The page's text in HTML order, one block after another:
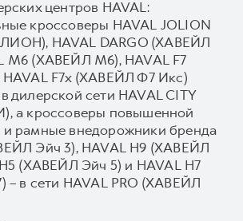
центров HAVAL:
кроссоверы HAVAL JOLION
HAVAL DARGO (ХАВЕЙЛ
М6 (ХАВЕЙЛ M6), HAVAL F7
F7x (ХАВЕЙЛ Ф7 Икс)
дилерской сети HAVAL CITY
а кроссоверы повышенной
рамные внедорожники бренда
Эйч 3), HAVAL H9 (ХАВЕЙЛ
(ХАВЕЙЛ Эйч 5) и HAVAL H7
в сети HAVAL PRO (ХАВЕЙЛ